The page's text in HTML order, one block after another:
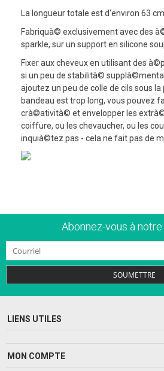
La longueur totale est d'environ 63
Fabriquà© exclusivement avec des
sparkle, sur un support en silicone
Fixer aux cheveux en utilisant des
si un peu de stabilità©
ajoutez un peu de colle de cils sous la
bandeau est trop long, vous pouvez
crà©atività© et envelopper les
coiffure, ou les chevaucher, ou les
inquià©tez pas - cela ne fait pas de
Abonnez-vous à
SOUMETTRE
LIENS UTILES
MON COMPTE